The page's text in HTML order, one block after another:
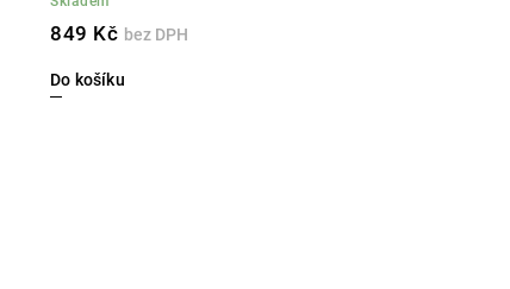
849 Kč
Do košíku